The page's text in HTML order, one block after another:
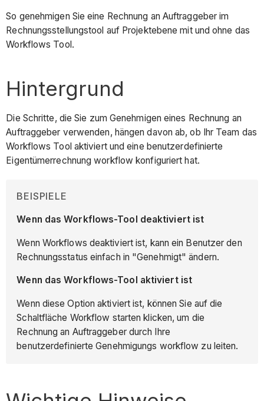
So genehmigen Sie eine Rechnung an Auftraggeber im
Rechnungsstellungstool auf Projektebene mit und ohne das
Workflows Tool.
Hintergrund
Die Schritte, die Sie zum Genehmigen eines Rechnung an
Auftraggeber verwenden, hängen davon ab, ob Ihr Team das
Workflows Tool aktiviert und eine benutzerdefinierte
Eigentümerrechnung workflow konfiguriert hat.
BEISPIELE
Wenn das Workflows-Tool deaktiviert ist
Wenn Workflows deaktiviert ist, kann ein Benutzer den
Rechnungsstatus einfach in "Genehmigt" ändern.
Wenn das Workflows-Tool aktiviert ist
Wenn diese Option aktiviert ist, können Sie auf die
Schaltfläche Workflow starten klicken, um die
Rechnung an Auftraggeber durch Ihre
benutzerdefinierte Genehmigungs workflow zu leiten.